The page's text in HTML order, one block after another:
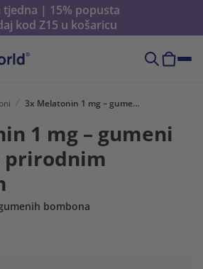
tjedna | 15% popusta
kod Z15 u košaricu
3x Melatonin 1 mg – gumeni bomboni s prirodnim hormonom
1 mg – gumeni
prirodnim
bombona